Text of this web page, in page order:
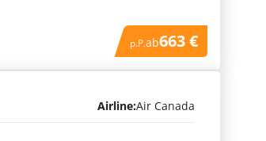
p.P.ab663 €
Airline:Air Canada